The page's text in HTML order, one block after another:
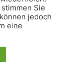
Sie
jedoch
eine